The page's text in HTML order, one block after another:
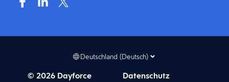
Deutschland (Deutsch)
© 2026 Dayforce
Datenschutz